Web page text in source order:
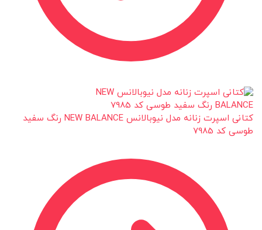
کتانی اسپرت زنانه مدل نیوبالانس NEW BALANCE رنگ سفید
طوسی کد 7985